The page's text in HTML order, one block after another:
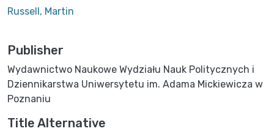
Russell, Martin
Publisher
Wydawnictwo Naukowe Wydziału Nauk Politycznych i
Dziennikarstwa Uniwersytetu im. Adama Mickiewicza w
Poznaniu
Title Alternative